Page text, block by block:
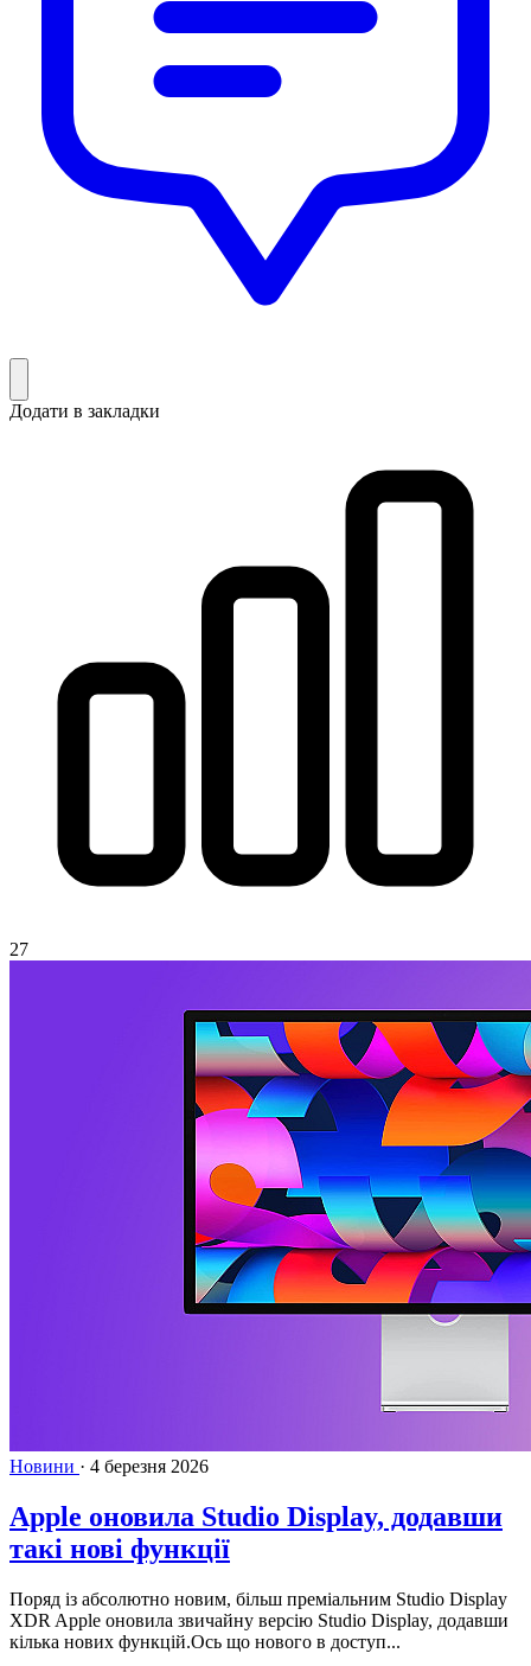
Додати в закладки
27
Новини · 4 березня 2026
Apple оновила Studio Display, додавши
такі нові функції
Поряд із абсолютно новим, більш преміальним Studio Display
XDR Apple оновила звичайну версію Studio Display, додавши
кілька нових функцій.Ось що нового в доступ...